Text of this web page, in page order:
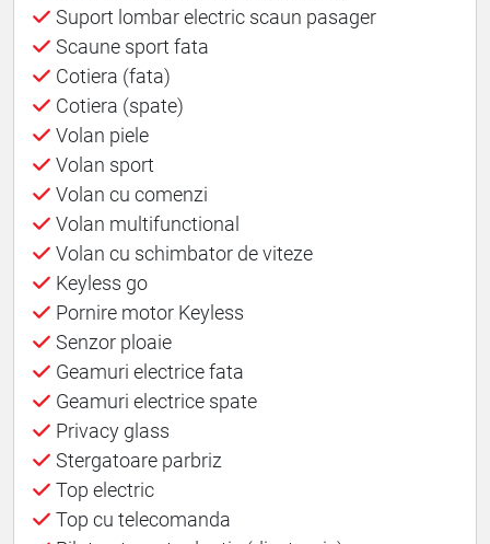
Suport lombar electric scaun pasager
Scaune sport fata
Cotiera (fata)
Cotiera (spate)
Volan piele
Volan sport
Volan cu comenzi
Volan multifunctional
Volan cu schimbator de viteze
Keyless go
Pornire motor Keyless
Senzor ploaie
Geamuri electrice fata
Geamuri electrice spate
Privacy glass
Stergatoare parbriz
Top electric
Top cu telecomanda